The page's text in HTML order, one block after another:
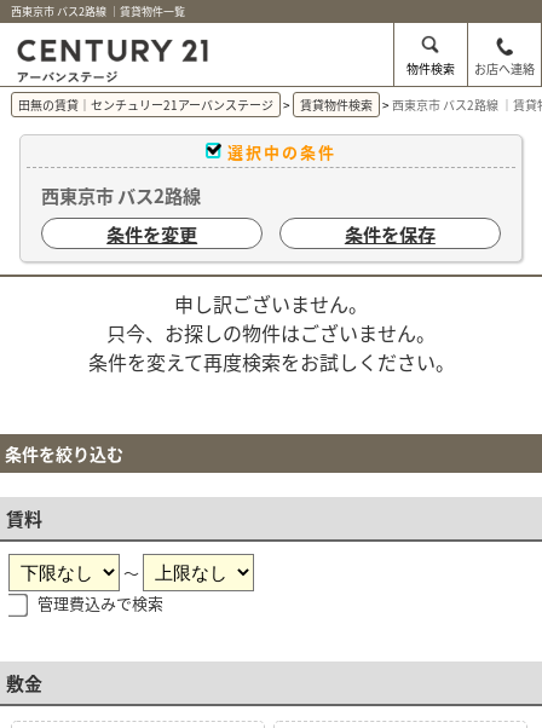
西東京市 バス2路線 ｜賃貸物件一覧
物件検索
お店へ連絡
田無の賃貸｜センチュリー21アーバンステージ
賃貸物件検索 西東京市 バス2路線 ｜賃貸
選択中の条件
西東京市 バス2路線
条件を変更
条件を保存
申し訳ございません。
只今、お探しの物件はございません。
条件を変えて再度検索をお試しください。
条件を絞り込む
賃料
～
管理費込みで検索
敷金